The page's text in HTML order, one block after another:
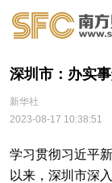
深圳市：办实
新华社
2023-08-17 10:38:51
学习贯彻习近平
以来，深圳市深